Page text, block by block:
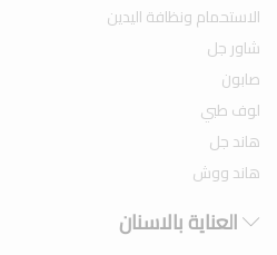
الاستحمام ونظافة اليدين
شاور جل
صابون
لوف طبي
هاند جل
هاند ووش
العناية بالاسنان